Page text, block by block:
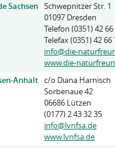
Sachsen Schwepnitzer Str. 1
01097 Dresden
Telefon (0351) 42 66
Telefax (0351) 42 66
info@die-
www.die-
Anhalt c/o Diana Harnisch
Sorbenaue 42
06686 Lützen
(0177) 2 43 32 35
info@lvnfsa.de
www.lvnfsa.de